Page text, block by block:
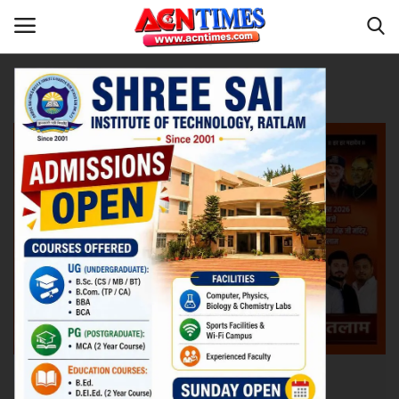
Home
Contact
नीर_का_तीर
मध्यप्रदेश
विदेश
उत्तर प्रदेश
धर्म-संस्कृति